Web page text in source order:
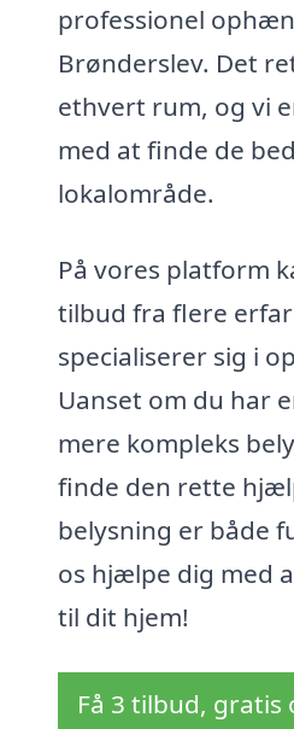
professionel
Brønderslev. Det
ethvert rum, og vi
med at finde de
lokalområde.
På vores platform
tilbud fra flere
specialiserer sig i
Uanset om du har
mere kompleks
finde den rette
belysning er både
os hjælpe dig med
til dit hjem!
Få 3 tilbud,